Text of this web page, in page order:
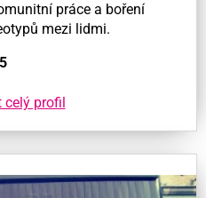
práce a boření
mezi lidmi.
celý profil